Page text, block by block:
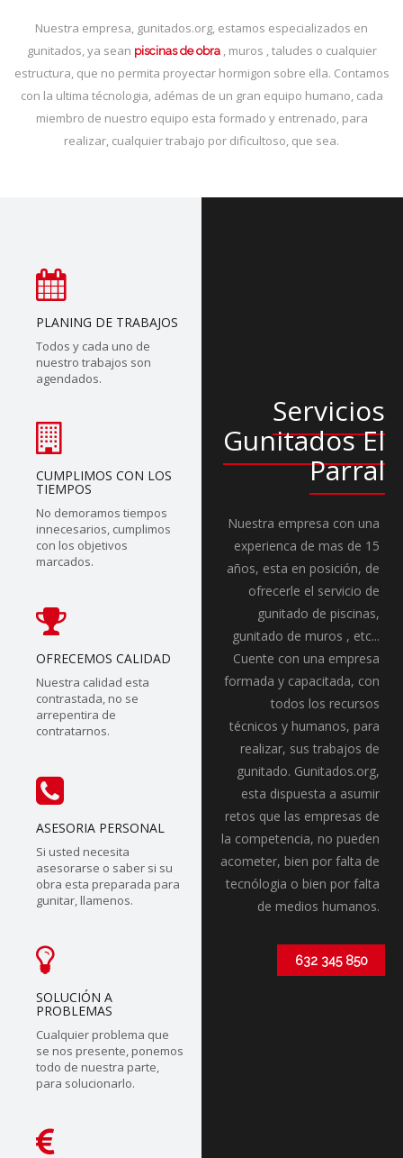
Nuestra empresa, gunitados.org, estamos especializados en
gunitados, ya sean piscinas de obra, muros , taludes o cualquier
estructura, que no permita proyectar hormigon sobre ella. Contamos
con la ultima técnologia, adémas de un gran equipo humano, cada
miembro de nuestro equipo esta formado y entrenado, para
realizar, cualquier trabajo por dificultoso, que sea.
PLANING DE TRABAJOS
Todos y cada uno de
nuestro trabajos son
agendados.
CUMPLIMOS CON LOS
TIEMPOS
No demoramos tiempos
innecesarios, cumplimos
con los objetivos
marcados.
OFRECEMOS CALIDAD
Nuestra calidad esta
contrastada, no se
arrepentira de
contratarnos.
ASESORIA PERSONAL
Si usted necesita
asesorarse o saber si su
obra esta preparada para
gunitar, llamenos.
SOLUCIÓN A
PROBLEMAS
Cualquier problema que
se nos presente, ponemos
todo de nuestra parte,
para solucionarlo.
Servicios
Gunitados El
Parral
Nuestra empresa con una
experienca de mas de 15
años, esta en posición, de
ofrecerle el servicio de
gunitado de piscinas,
gunitado de muros , etc...
Cuente con una empresa
formada y capacitada, con
todos los recursos
técnicos y humanos, para
realizar, sus trabajos de
gunitado. Gunitados.org,
esta dispuesta a asumir
retos que las empresas de
la competencia, no pueden
acometer, bien por falta de
tecnólogia o bien por falta
de medios humanos.
632 345 850